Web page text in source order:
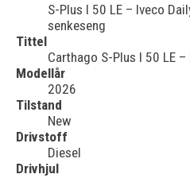
S-Plus I 50 LE – Iveco
senkeseng
Tittel
Carthago S-Plus I 50 LE
Modellår
2026
Tilstand
New
Drivstoff
Diesel
Drivhjul